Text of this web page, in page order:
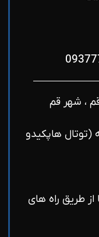
، شهر قم
هاپکیدو
طریق راه های